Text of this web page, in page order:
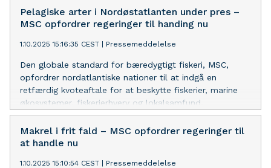
Pelagiske arter i Nordøstatlanten under pres –
MSC opfordrer regeringer til handing nu
1.10.2025 15:16:35 CEST Pressemeddelelse
Den globale standard for bæredygtigt fiskeri, MSC,
opfordrer nordatlantiske nationer til at indgå en
retfærdig kvoteaftale for at beskytte fiskerier, marine
økosystemer, fiskerierhverv og lokalsamfund.
Makrel i frit fald – MSC opfordrer regeringer til
at handle nu
1.10.2025 15:10:54 CEST Pressemeddelelse